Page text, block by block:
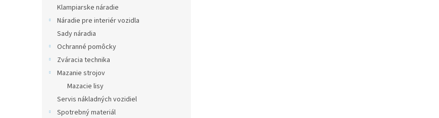
Klampiarske náradie
Náradie pre interiér vozidla
Sady náradia
Ochranné pomôcky
Zváracia technika
Mazanie strojov
Mazacie lisy
Servis nákladných vozidiel
Spotrebný materiál